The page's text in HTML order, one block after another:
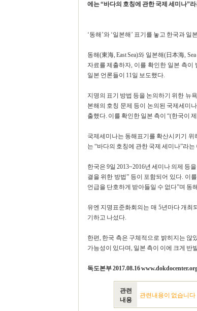
에는 “바다의 호칭에 관한 국제 세미나”
‘동해’와 ‘일본해’ 표기를 놓고 한국과
동해(東海, East Sea)와 일본해(日本海,
자료를 제출하자, 이를 확인한 일본 측
일본 언론들이 11일 보도했다.
지명의 표기 방법 등을 논의하기 위한 뉴
본해의 호칭 문제 등이 논의된 국제세미
출했다. 이를 확인한 일본 측이 “(한국이
국제세미나는 동해표기를 확산시키기 위
는 “바다의 호칭에 관한 국제 세미나”라
한국은 9일 2013~2016년 세미나 의제 등
결을 위한 방법” 등이 포함되어 있다. 이
언급을 단호하게 받아들일 수 없다”며 동
유엔 지명표준화회의는 매 5년마다 개최
기하고 나섰다.
한편, 한국 측은 구체적으로 밝히지는 않
가능성이 있다며, 일본 측이 이에 크게 반
독도본부 2017.08.16
관련
내용
관련내용이 없습니다